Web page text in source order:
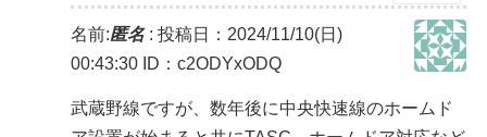
名前:匿名: 投稿日：2024/11/10(日)
00:43:30 ID：c2ODYxODQ
武蔵野線ですが、数年後に中央快速線のホームド